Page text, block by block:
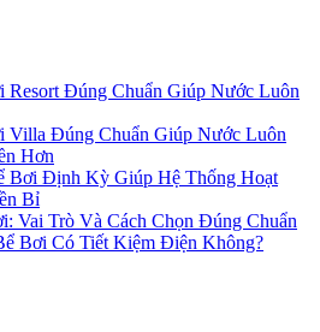
Resort Đúng Chuẩn Giúp Nước Luôn
Villa Đúng Chuẩn Giúp Nước Luôn
Hơn
Bơi Định Kỳ Giúp Hệ Thống Hoạt
Bỉ
Vai Trò Và Cách Chọn Đúng Chuẩn
Bơi Có Tiết Kiệm Điện Không?